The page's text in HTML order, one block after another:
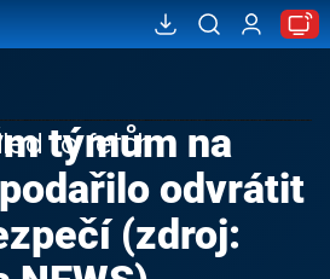
to fetch
týmům na
odvrátit
(zdroj: